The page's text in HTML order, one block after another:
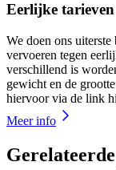
Eerlijke tarieven
We doen ons
vervoeren tegen
verschillend is
gewicht en de
hiervoor via de link
Meer info